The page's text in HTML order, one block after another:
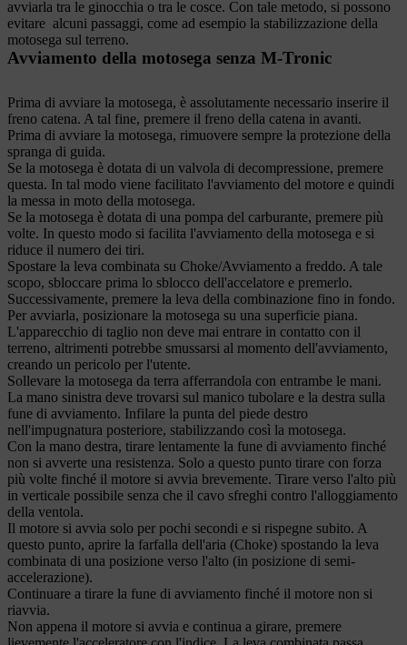
avviarla tra le ginocchia o tra le cosce. Con tale metodo, si possono
evitare alcuni passaggi, come ad esempio la stabilizzazione della
motosega sul terreno.
Avviamento della motosega senza M-Tronic
Prima di avviare la motosega, è assolutamente necessario inserire il
freno catena. A tal fine, premere il freno della catena in avanti.
Prima di avviare la motosega, rimuovere sempre la protezione della
spranga di guida.
Se la motosega è dotata di un valvola di decompressione, premere
questa. In tal modo viene facilitato l'avviamento del motore e quindi
la messa in moto della motosega.
Se la motosega è dotata di una pompa del carburante, premere più
volte. In questo modo si facilita l'avviamento della motosega e si
riduce il numero dei tiri.
Spostare la leva combinata su Choke/Avviamento a freddo. A tale
scopo, sbloccare prima lo sblocco dell'accelatore e premerlo.
Successivamente, premere la leva della combinazione fino in fondo.
Per avviarla, posizionare la motosega su una superficie piana.
L'apparecchio di taglio non deve mai entrare in contatto con il
terreno, altrimenti potrebbe smussarsi al momento dell'avviamento,
creando un pericolo per l'utente.
Sollevare la motosega da terra afferrandola con entrambe le mani.
La mano sinistra deve trovarsi sul manico tubolare e la destra sulla
fune di avviamento. Infilare la punta del piede destro
nell'impugnatura posteriore, stabilizzando così la motosega.
Con la mano destra, tirare lentamente la fune di avviamento finché
non si avverte una resistenza. Solo a questo punto tirare con forza
più volte finché il motore si avvia brevemente. Tirare verso l'alto più
in verticale possibile senza che il cavo sfreghi contro l'alloggiamento
della ventola.
Il motore si avvia solo per pochi secondi e si rispegne subito. A
questo punto, aprire la farfalla dell'aria (Choke) spostando la leva
combinata di una posizione verso l'alto (in posizione di semi-
accelerazione).
Continuare a tirare la fune di avviamento finché il motore non si
riavvia.
Non appena il motore si avvia e continua a girare, premere